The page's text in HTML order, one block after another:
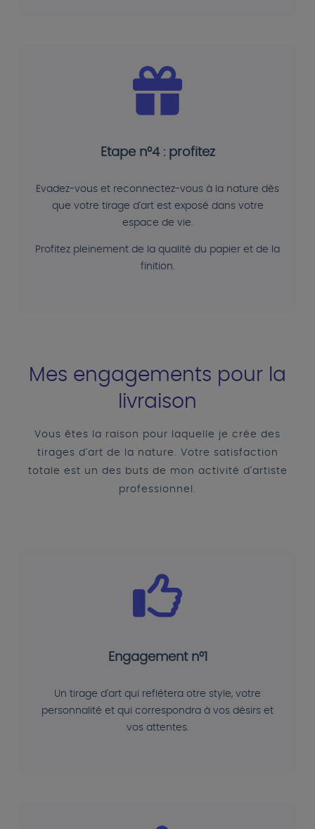
Etape n°4 : profitez
Evadez-vous et reconnectez-vous à la nature dès
que votre tirage d'art est exposé dans votre
espace de vie.
Profitez pleinement de la qualité du papier et de la
finition.
Mes engagements pour la
livraison
Vous êtes la raison pour laquelle je crée des
tirages d'art de la nature. Votre satisfaction
totale est un des buts de mon activité d'artiste
professionnel.
Engagement n°1
Un tirage d'art qui reflétera otre style, votre
personnalité et qui correspondra à vos désirs et
vos attentes.